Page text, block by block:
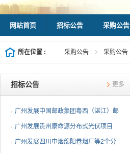
网站首页 招标公告 采购公告
所在位置 : 采购公告 采购公告
招标公告 更多
广州发展中国邮政集团粤西（湛江）邮
件处理中心等3个分布...
广州发展贵州康命源分布式光伏项目
EPC总承包（第二次招标...
广州发展四川中烟绵阳卷烟厂等2个分